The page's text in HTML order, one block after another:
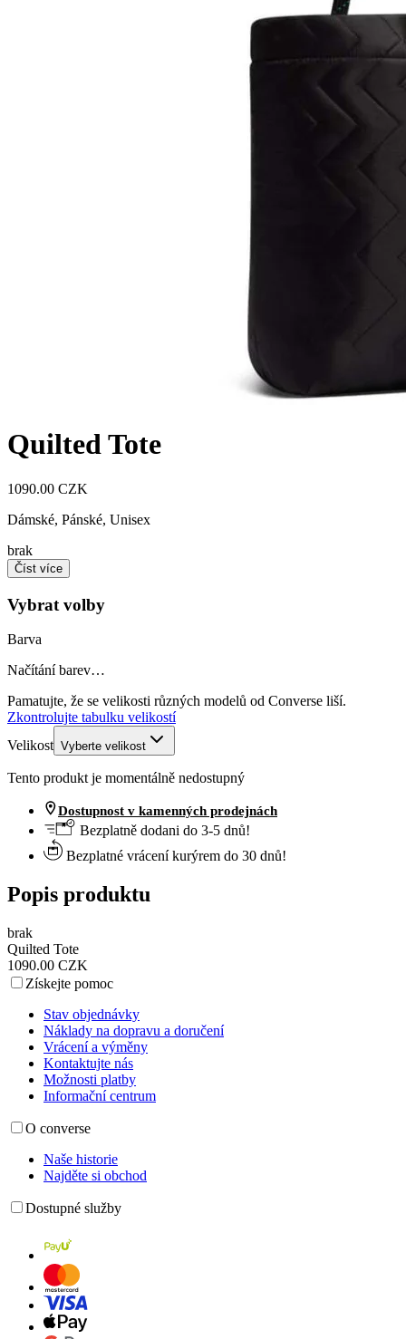
Quilted Tote
1090.00 CZK
Dámské, Pánské, Unisex
brak
Číst více
Vybrat volby
Barva
Načítání barev…
Pamatujte, že se velikosti různých modelů od Converse liší.
Zkontrolujte tabulku velikostí
Velikost Vyberte velikost
Tento produkt je momentálně nedostupný
Dostupnost v kamenných prodejnách
Bezplatně dodani do 3-5 dnů!
Bezplatné vrácení kurýrem do 30 dnů!
Popis produktu
brak
Quilted Tote
1090.00 CZK
Získejte pomoc
Stav objednávky
Náklady na dopravu a doručení
Vrácení a výměny
Kontaktujte nás
Možnosti platby
Informační centrum
O converse
Naše historie
Najděte si obchod
Dostupné služby